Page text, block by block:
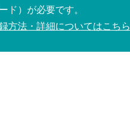
ド）が必要です。
方法・詳細についてはこちら